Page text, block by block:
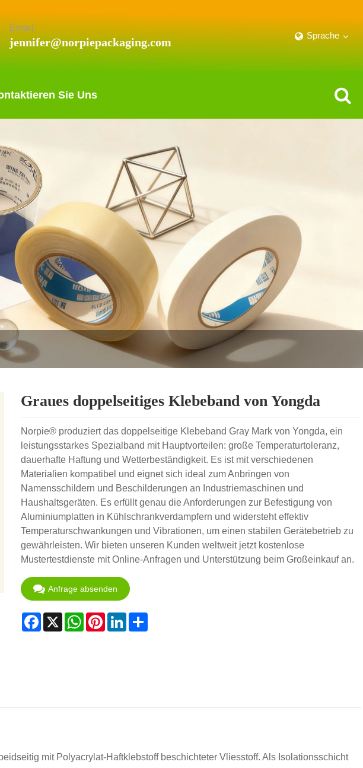
Email
jennifer@norpiepackaging.com
Sprache
Sie Uns
Graues doppelseitiges Klebeband von Yongda
Norpie® produziert das doppelseitige Klebeband Gray Mark von Yongda, ein
leistungsstarkes Spezialband mit Hauptvorteilen: große Temperaturtoleranz,
dauerhafte Haftung und Wetterbeständigkeit. Es ist mit verschiedenen
Materialien kompatibel und eignet sich ideal zum Anbringen von
Namensschildern und Beschilderungen an Industriemaschinen und
Haushaltsgeräten. Es erfüllt genau die Anforderungen zur Befestigung von
Aluminiumplatten in Kühlschrankverdampfern und widersteht effektiv
Temperaturschwankungen und Vibrationen, um einen stabilen Gerätebetrieb zu
gewährleisten. Wir bieten unseren Kunden weltweit jetzt kostenlose
Mustertestdienste mit Online-Anfragen und Unterstützung beim Großeinkauf an.
Anfrage absenden
Facebook
X WhatsApp
PinterestLinkedInShare
mit Polyacrylat-Haftklebstoff beschichteter Vliesstoff. Als Isolationsschicht